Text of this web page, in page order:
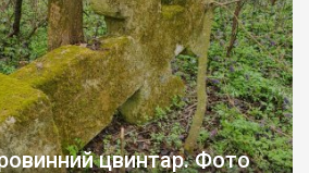
цвинтар. Фото